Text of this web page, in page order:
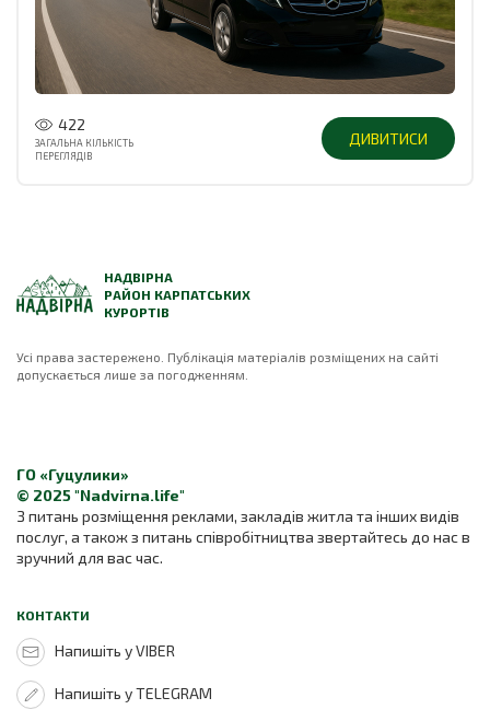
422
ЗАГАЛЬНА КІЛЬКІСТЬ
ПЕРЕГЛЯДІВ
ДИВИТИСИ
НАДВІРНА
РАЙОН КАРПАТСЬКИХ
КУРОРТІВ
Усі права застережено. Публікація матеріалів розміщених на сайті
допускається лише за погодженням.
ГО «Гуцулики»
© 2025 "Nadvirna.life"
З питань розміщення реклами, закладів житла та інших видів
послуг, а також з питань співробітництва звертайтесь до нас в
зручний для вас час.
КОНТАКТИ
Напишіть у VIBER
Напишіть у TELEGRAM